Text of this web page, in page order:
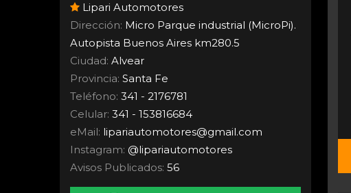
Lipari Automotores
Dirección: Micro Parque industrial (MicroPi).
Autopista Buenos Aires km280.5
Ciudad: Alvear
Provincia: Santa Fe
Teléfono: 341 - 2176781
Celular: 341 - 153816684
eMail: lipariautomotores@gmail.com
Instagram: @lipariautomotores
Avisos Publicados: 56